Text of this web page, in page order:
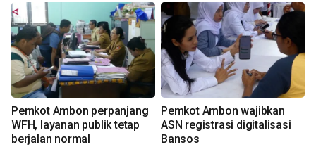
Pemkot Ambon perpanjang
WFH, layanan publik tetap
berjalan normal
Pemkot Ambon wajibkan
ASN registrasi digitalisasi
Bansos